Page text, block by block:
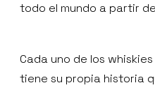
todo el mundo a partir
Cada uno de los
tiene su propia historia